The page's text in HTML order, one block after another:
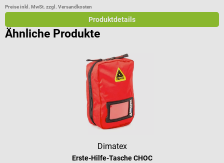
Preise inkl. MwSt. zzgl. Versandkosten
Produktdetails
Ähnliche Produkte
Dimatex
Erste-Hilfe-Tasche CHOC